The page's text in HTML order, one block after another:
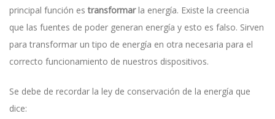
principal función estransformarla energía. Existe la creencia
que las fuentes de poder generan energía y esto es falso. Sirven
para transformar un tipo de energía en otra necesaria para el
correcto funcionamiento de nuestros dispositivos.
Se debe de recordar la ley de conservación de la energía que
dice: